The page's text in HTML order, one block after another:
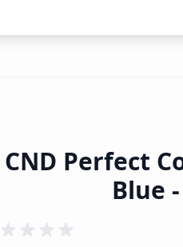
CND Perfect
Blue